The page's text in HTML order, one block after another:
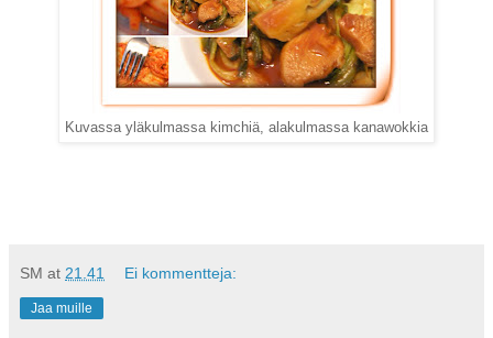
Kuvassa yläkulmassa kimchiä, alakulmassa kanawokkia
SM at 21.41 Ei kommentteja:
Jaa muille